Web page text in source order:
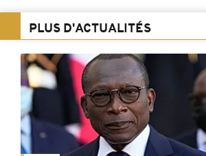
PLUS D'ACTUALITÉS